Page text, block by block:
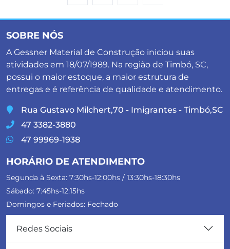
SOBRE NÓS
A Gessner Material de Construção iniciou suas
atividades em 18/07/1989. Na região de Timbó, SC,
possui o maior estoque, a maior estrutura de
entregas e é referência de qualidade e atendimento.
Rua Gustavo Milchert,70 - Imigrantes - Timbó,SC
47 3382-3880
47 99969-1938
HORÁRIO DE ATENDIMENTO
Segunda à Sexta: 7:30hs-12:00hs / 13:30hs-18:30hs
Sábado: 7:45hs-12:15hs
Domingos e Feriados: Fechado
Redes Sociais